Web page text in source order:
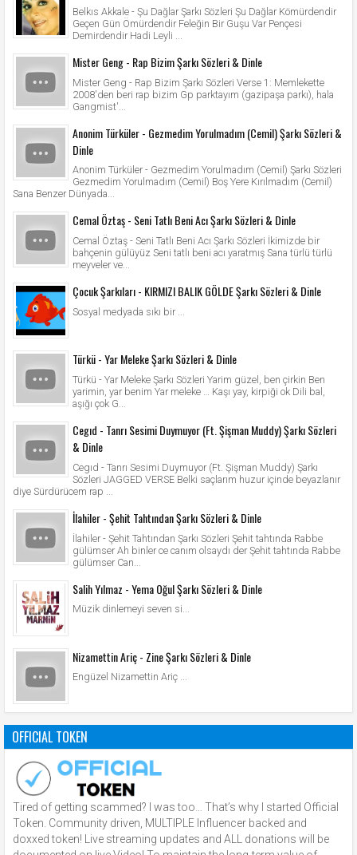
Belkıs Akkale - Şu Dağlar Şarkı Sözleri Şu Dağlar Kömürdendir
Geçen Gün Ömürdendir Feleğin Bir Guşu Var Pençesi
Demirdendir Hadi Leyli ...
Mister Geng - Rap Bizim Şarkı Sözleri & Dinle
Mister Geng - Rap Bizim Şarkı Sözleri Verse 1: Memlekette
2008'den beri rap bizim Gp parktayım (gazipaşa parkı), hala
Gangmist'...
Anonim Türküler - Gezmedim Yorulmadım (Cemil) Şarkı Sözleri &
Dinle
Anonim Türküler - Gezmedim Yorulmadım (Cemil) Şarkı Sözleri
Gezmedim Yorulmadım (Cemil) Boş Yere Kırılmadım (Cemil)
Sana Benzer Dünyada...
Cemal Öztaş - Seni Tatlı Beni Acı Şarkı Sözleri & Dinle
Cemal Öztaş - Seni Tatlı Beni Acı Şarkı Sözleri İkimizde bir
bahçenin gülüyüz Seni tatlı beni acı yaratmış Sana türlü türlü
meyveler ve...
Çocuk Şarkıları - KIRMIZI BALIK GÖLDE Şarkı Sözleri & Dinle
Sosyal medyada sıkı bir ...
Türkü - Yar Meleke Şarkı Sözleri & Dinle
Türkü - Yar Meleke Şarkı Sözleri Yarim güzel, ben çirkin Ben
yarimin, yar benim Yar meleke … Kaşı yay, kirpiği ok Dili bal,
aşığı çok G...
Cegıd - Tanrı Sesimi Duymuyor (Ft. Şişman Muddy) Şarkı Sözleri
& Dinle
Cegıd - Tanrı Sesimi Duymuyor (Ft. Şişman Muddy) Şarkı
Sözleri JAGGED VERSE Belki saçlarım huzur içinde beyazlanır
diye Sürdürücem rap ...
İlahiler - Şehit Tahtından Şarkı Sözleri & Dinle
İlahiler - Şehit Tahtından Şarkı Sözleri Şehit tahtında Rabbe
gülümser Ah binler ce canım olsaydı der Şehit tahtında Rabbe
gülümser Can...
Salih Yılmaz - Yema Oğul Şarkı Sözleri & Dinle
Müzik dinlemeyi seven si...
Nizamettin Ariç - Zine Şarkı Sözleri & Dinle
Engüzel Nizamettin Ariç ...
OFFICIAL TOKEN
Tired of getting scammed? I was too… That’s why I started Official
Token. Community driven, MULTIPLE Influencer backed and
doxxed token! Live streaming updates and ALL donations will be